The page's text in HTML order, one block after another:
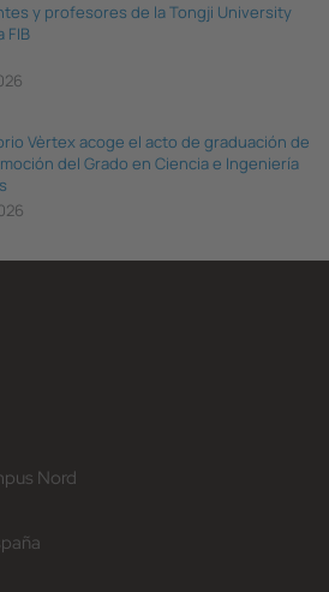
y profesores de la Tongji University
FIB
Vèrtex acoge el acto de graduación de
del Grado en Ciencia e Ingeniería
Nord